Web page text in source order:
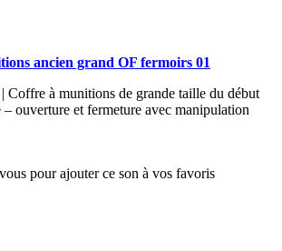
ancien grand OF fermoirs 01
Coffre à munitions de grande taille du début
ouverture et fermeture avec manipulation